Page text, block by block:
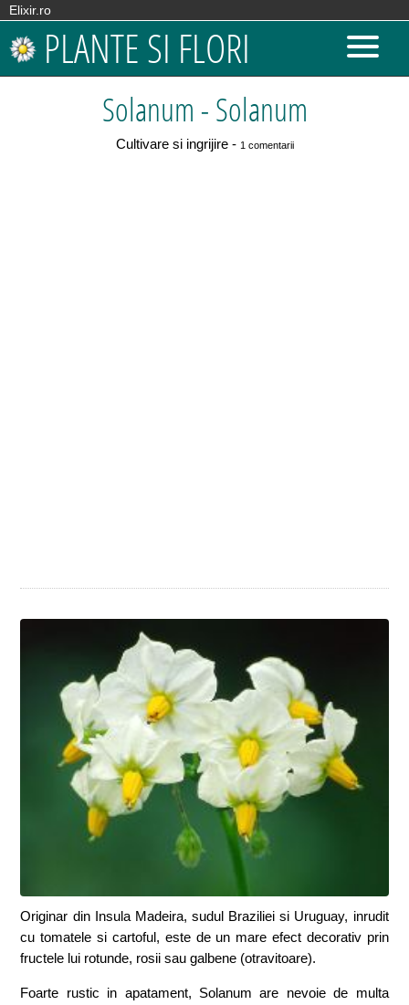
Elixir.ro
PLANTE SI FLORI
Solanum - Solanum
Cultivare si ingrijire - 1 comentarii
Originar din Insula Madeira, sudul Braziliei si Uruguay, inrudit
cu tomatele si cartoful, este de un mare efect decorativ prin
fructele lui rotunde, rosii sau galbene (otravitoare).
Foarte rustic in apatament, Solanum are nevoie de multa